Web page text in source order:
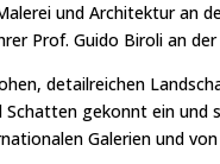
und Architektur an
Prof. Guido Biroli an der
detailreichen
gekonnt ein
Galerien und